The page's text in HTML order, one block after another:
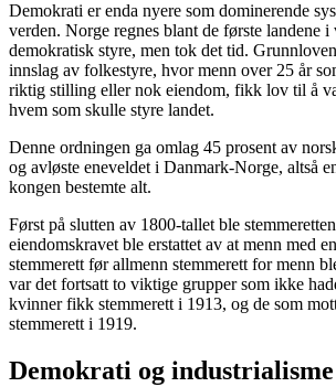
Demokrati er enda nyere som dominerende
verden. Norge regnes blant de første landene
demokratisk styre, men tok det tid.
innslag av folkestyre, hvor menn over 25 år
riktig stilling eller nok eiendom, fikk lov til å
hvem som skulle styre landet.
Denne ordningen ga omlag 45 prosent av
og avløste eneveldet i Danmark-Norge, altså
kongen bestemte alt.
Først på slutten av 1800-tallet ble
eiendomskravet ble erstattet av at menn med
stemmerett før allmenn stemmerett for menn
var det fortsatt to viktige grupper som ikke
kvinner fikk stemmerett i 1913, og de som
stemmerett i 1919.
Demokrati og